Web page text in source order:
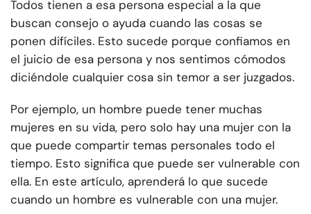
Todos tienen a esa persona especial a la que
buscan consejo o ayuda cuando las cosas se
ponen difíciles. Esto sucede porque confiamos en
el juicio de esa persona y nos sentimos cómodos
diciéndole cualquier cosa sin temor a ser juzgados.
Por ejemplo, un hombre puede tener muchas
mujeres en su vida, pero solo hay una mujer con la
que puede compartir temas personales todo el
tiempo. Esto significa que puede ser vulnerable con
ella. En este artículo, aprenderá lo que sucede
cuando un hombre es vulnerable con una mujer.